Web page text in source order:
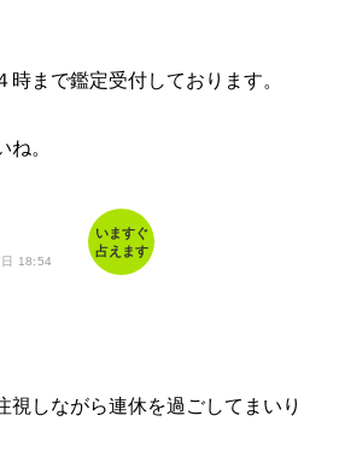
時まで鑑定受付しております。
。
18:54
いますぐ
占えます
視しながら連休を過ごしてまいり